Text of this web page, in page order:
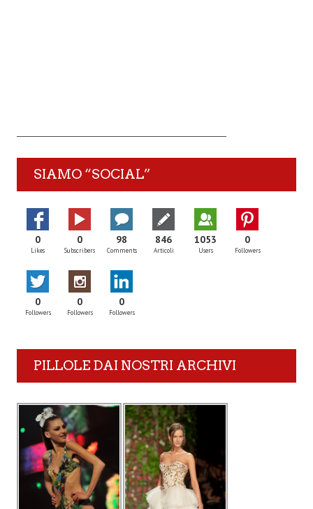
SIAMO “SOCIAL”
0
Likes
0
Subscribers
98
Comments
846
Articoli
1053
Users
0
Followers
0
Followers
0
Followers
0
Followers
PILLOLE DAI NOSTRI ARCHIVI